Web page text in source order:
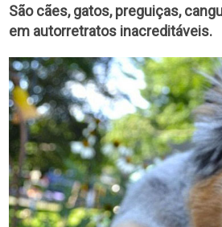
São cães, gatos, preguiças,
em autorretratos inacreditáveis.